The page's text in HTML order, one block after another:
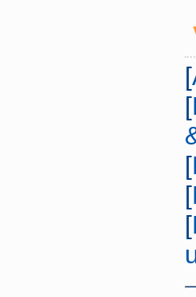
[
[
[
[
[